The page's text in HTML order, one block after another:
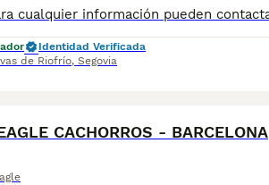
Identidad Verificada
de Riofrío, Segovia
CACHORROS - BARCELONA